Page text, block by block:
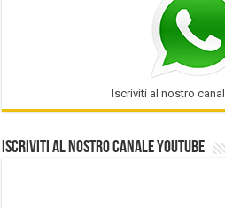
Iscriviti al nostro
Iscriviti al nostro Canale Youtube